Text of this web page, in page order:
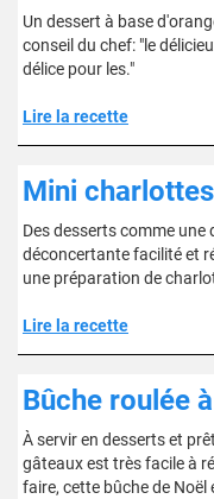
Un dessert à base
conseil du chef: "le
délice pour les."
Lire la recette
Mini
Des desserts comme une
déconcertante facilité et
une préparation de
Lire la recette
Bûche roulée
À servir en desserts et
gâteaux est très facile à
faire, cette bûche de Noël